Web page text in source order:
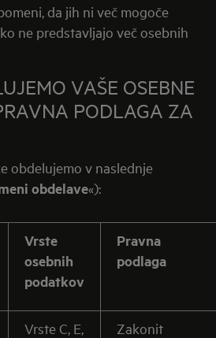
da jih ni več mogoče
ne predstavljajo več osebnih
VAŠE OSEBNE
PODLAGA ZA
obdelujemo v naslednje
obdelave«):
Vrste
osebnih
podatkov
Pravna
podlaga
Vrste C, E,
Zakonit